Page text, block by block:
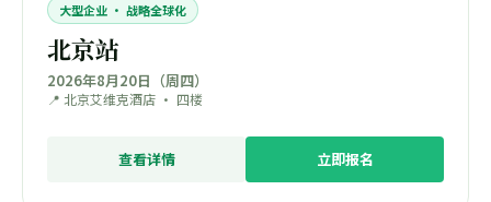
大型企业 · 战略全球化
北京站
2026年8月20日（周四）
📍 北京艾维克酒店 · 四楼
查看详情 立即报名